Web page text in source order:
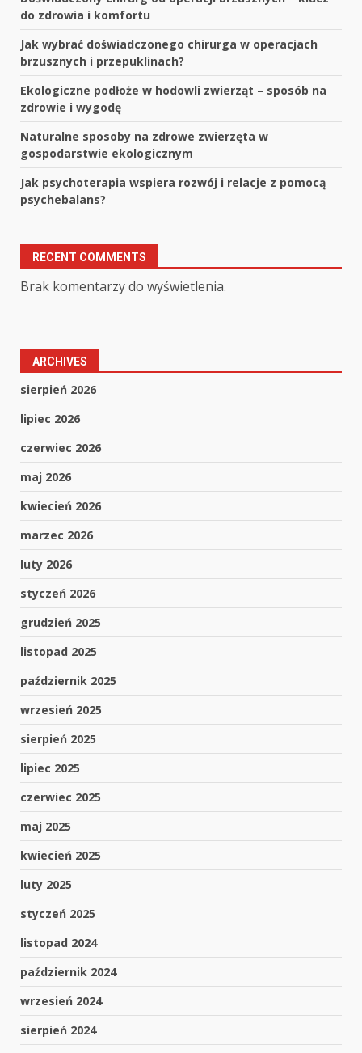
do zdrowia i komfortu
Jak wybrać doświadczonego chirurga w operacjach
brzusznych i przepuklinach?
Ekologiczne podłoże w hodowli zwierząt – sposób na
zdrowie i wygodę
Naturalne sposoby na zdrowe zwierzęta w
gospodarstwie ekologicznym
Jak psychoterapia wspiera rozwój i relacje z pomocą
psychebalans?
RECENT COMMENTS
Brak komentarzy do wyświetlenia.
ARCHIVES
sierpień 2026
lipiec 2026
czerwiec 2026
maj 2026
kwiecień 2026
marzec 2026
luty 2026
styczeń 2026
grudzień 2025
listopad 2025
październik 2025
wrzesień 2025
sierpień 2025
lipiec 2025
czerwiec 2025
maj 2025
kwiecień 2025
luty 2025
styczeń 2025
listopad 2024
październik 2024
wrzesień 2024
sierpień 2024